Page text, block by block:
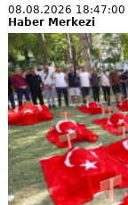
08.08.2026 18:47:00
Haber Merkezi